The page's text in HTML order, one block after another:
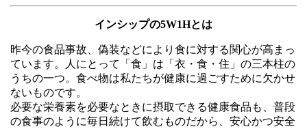
インシップの5W1Hとは
昨今の食品事故、偽装などにより食に対する関心が高まっ
ています。人にとって「食」は「衣・食・住」の三本柱の
うちの一つ。食べ物は私たちが健康に過ごすために欠かせ
ないものです。
必要な栄養素を必要なときに摂取できる健康食品も、普段
の食事のように毎日続けて飲むものだから、安心かつ安全